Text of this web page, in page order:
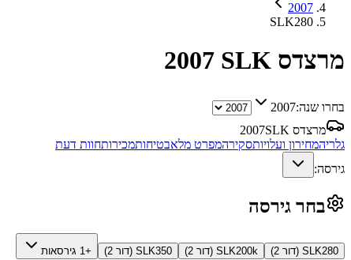
2007
SLK280
מרצדס SLK 2007
בחרו שנה:2007
מרצדס SLK
2007
גלריהמחירון ועלויותסקירהמפרט מלאבטיחותמכירותחוות דעת
גירסה:
בחר גירסה
SLK280 (דור 2) SLK200k (דור 2) SLK350 (דור 2) +1 גירסאות